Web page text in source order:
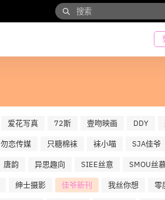
爱花写真 72斯 壹吻映画 DDY
勿恋传媒 只糖棉袜 袜小喵 SJA佳爷
唐韵 异思趣向 SIEE丝意 SMOU丝
绅士摄影 佳爷新刊 我丝你想 零